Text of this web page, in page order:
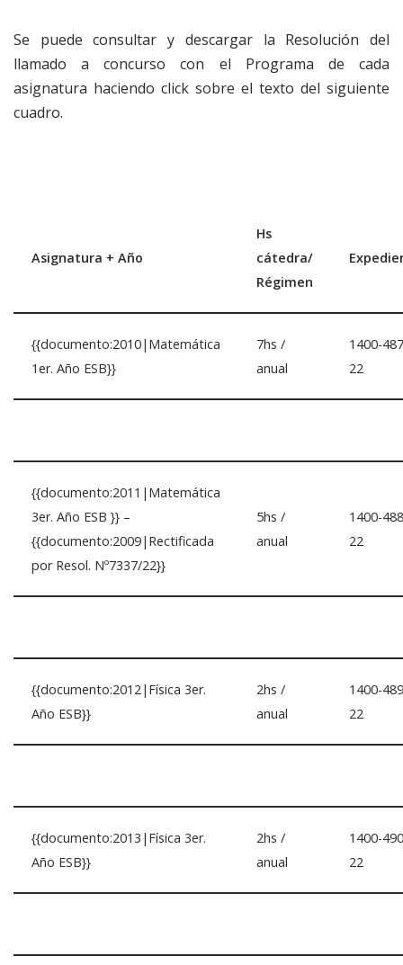
Se puede consultar y descargar la Resolución del
llamado a concurso con el Programa de cada
asignatura haciendo click sobre el texto del siguiente
cuadro.
Asignatura + Año
Hs
cátedra/
Régimen
{{documento:2010|Matemática
1er. Año ESB}}
7hs /
anual
1400-
22
{{documento:2011|Matemática
3er. Año ESB }} –
{{documento:2009|Rectificada
por Resol. Nº7337/22}}
5hs /
anual
1400-
22
{{documento:2012|Física 3er.
Año ESB}}
2hs /
anual
1400-
22
{{documento:2013|Física 3er.
Año ESB}}
2hs /
anual
1400-
22